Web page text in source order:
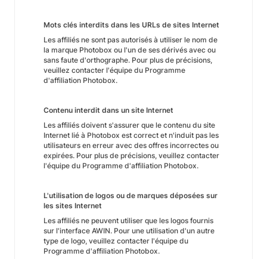
Mots clés interdits dans les URLs de sites Internet
Les affiliés ne sont pas autorisés à utiliser le nom de
la marque Photobox ou l'un de ses dérivés avec ou
sans faute d'orthographe. Pour plus de précisions,
veuillez contacter l'équipe du Programme
d'affiliation Photobox.
Contenu interdit dans un site Internet
Les affiliés doivent s'assurer que le contenu du site
Internet lié à Photobox est correct et n'induit pas les
utilisateurs en erreur avec des offres incorrectes ou
expirées. Pour plus de précisions, veuillez contacter
l'équipe du Programme d'affiliation Photobox.
L'utilisation de logos ou de marques déposées sur
les sites Internet
Les affiliés ne peuvent utiliser que les logos fournis
sur l'interface AWIN. Pour une utilisation d'un autre
type de logo, veuillez contacter l'équipe du
Programme d'affiliation Photobox.